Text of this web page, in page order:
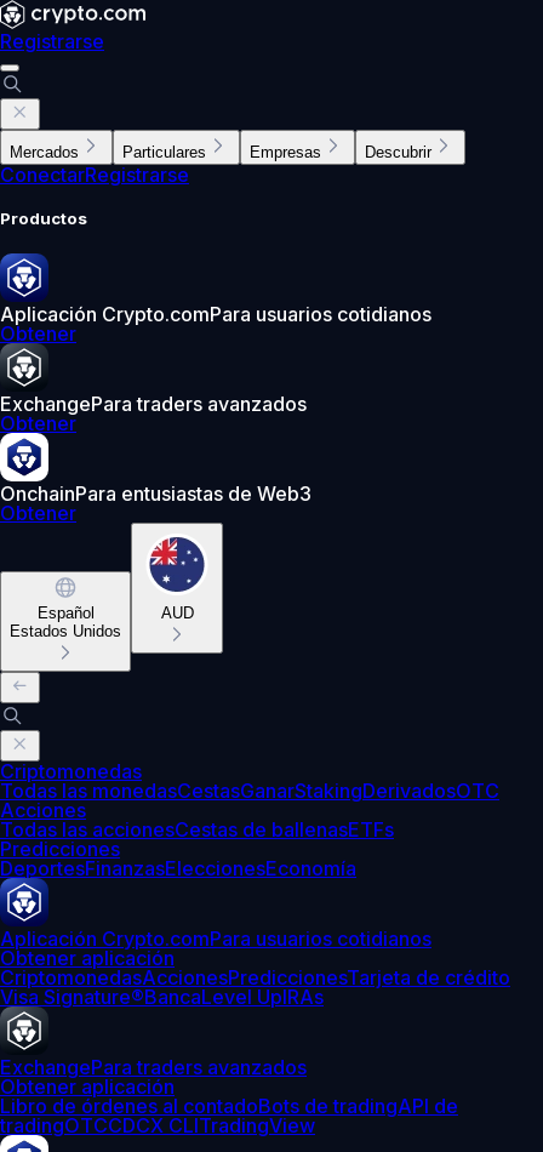
Registrarse
Mercados Particulares Empresas Descubrir
ConectarRegistrarse
Productos
Aplicación Crypto.comPara usuarios cotidianos
Obtener
ExchangePara traders avanzados
Obtener
OnchainPara entusiastas de Web3
Obtener
Español
Estados Unidos
AUD
Criptomonedas
Todas las monedasCestasGanarStakingDerivadosOTC
Acciones
Todas las accionesCestas de ballenasETFs
Predicciones
DeportesFinanzasEleccionesEconomía
Aplicación Crypto.comPara usuarios cotidianos
Obtener aplicación
CriptomonedasAccionesPrediccionesTarjeta de crédito
Visa Signature®BancaLevel UpIRAs
ExchangePara traders avanzados
Obtener aplicación
Libro de órdenes al contadoBots de tradingAPI de
tradingOTCCDCX CLITradingView